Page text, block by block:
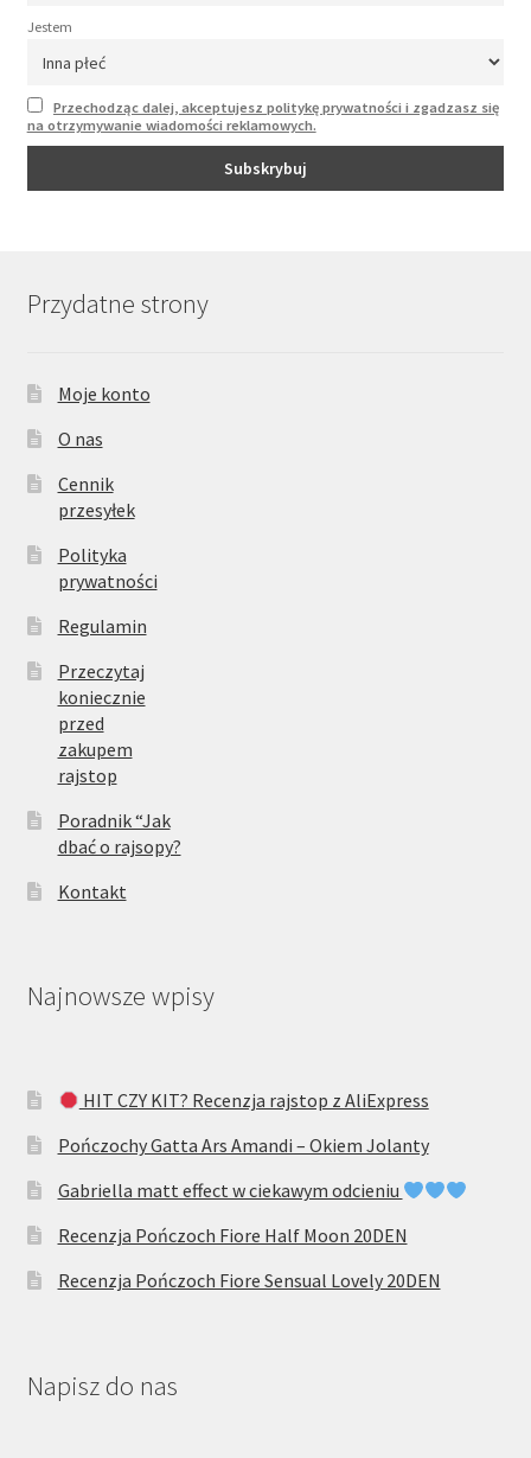
Jestem
Przechodząc dalej, akceptujesz politykę prywatności i zgadzasz się
na otrzymywanie wiadomości reklamowych.
Przydatne strony
Moje konto
O nas
Cennik
przesyłek
Polityka
prywatności
Regulamin
Przeczytaj
koniecznie
przed
zakupem
rajstop
Poradnik “Jak
dbać o rajsopy?
Kontakt
Najnowsze wpisy
HIT CZY KIT? Recenzja rajstop z AliExpress
Pończochy Gatta Ars Amandi – Okiem Jolanty
Gabriella matt effect w ciekawym odcieniu
Recenzja Pończoch Fiore Half Moon 20DEN
Recenzja Pończoch Fiore Sensual Lovely 20DEN
Napisz do nas